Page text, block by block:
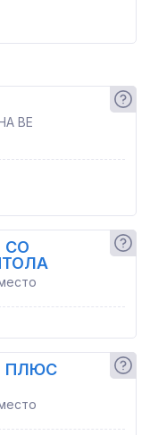
ВЕ
СО
ПЛЮС